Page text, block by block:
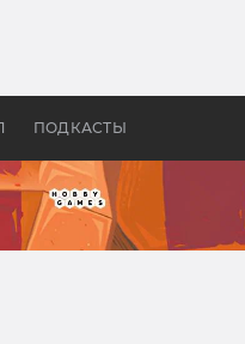
ПОДКАСТЫ
колец»